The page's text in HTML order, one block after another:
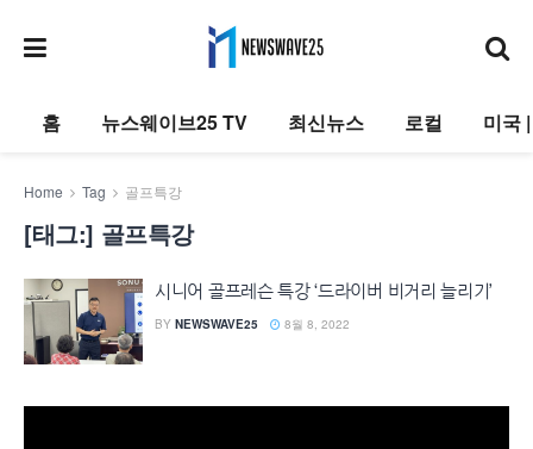
홈 뉴스웨이브25 TV 최신뉴스 로컬 미국
Home Tag 골프특강
[태그:] 골프특강
시니어 골프레슨 특강 ‘드라이버 비거리 늘리기’
BY NEWSWAVE25 8월 8, 2022